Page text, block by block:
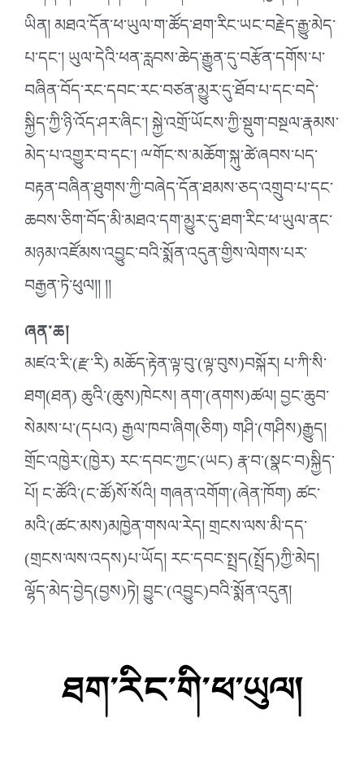
ཡིན། མཐའ་དོན་ཕ་ཡུལ་ག་ཚོད་ཐག་རིང་ཡང་བརྗེད་རྒྱུ་མེད་
པ་དང༌། ཡུལ་དེའི་ཕན་རླབས་ཆེད་རྒྱུན་དུ་བརྩོན་དགོས་པ་
བཞིན་བོད་རང་དབང་རང་བཙན་མྱུར་དུ་ཐོབ་པ་དང་བདེ་
སྐྱིད་ཀྱི་ཉི་འོད་ཤར་ཞིང༌། སྐྱེ་འགྲོ་ཡོངས་ཀྱི་སྡུག་བསྔལ་རྣམས་
མེད་པ་འགྱུར་བ་དང༌། ྋགོང་ས་མཆོག་སྐུ་ཚེ་ཞབས་པད་
བརྟན་བཞིན་ཐུགས་ཀྱི་བཞེད་དོན་ཐམས་ཅད་འགྲུབ་པ་དང་
ཆབས་ཅིག་བོད་མི་མཐའ་དག་མྱུར་དུ་ཐག་རིང་ཕ་ཡུལ་ནང་
མཉམ་འཛོམས་འབྱུང་བའི་སྨོན་འདུན་གྱིས་ལེགས་པར་
བརྒྱན་ཏེ་ཕུལ།། །།
ཞན་ཆ།
མཛའ་རི་(རྫ་རི) མཆོད་རྟེན་ལྟ་བུ་(ལྟ་བུས)བསྐོར། པ་ཀི་སི་
ཐག(ཐན) ཆུའི་(ཆུས)ཁེངས། ནག་(ནགས)ཚལ། བྱང་ཆུབ་
སེམས་པ་(དཔའ) རྒྱལ་ཁབ་ཞིག(ཅིག) གཤི་(གཤིས)རྒྱུད།
གྲོང་འཁྱེར་(ཁྱེར) རང་དབང་ཀྱང་(ཡང) རྣ་བ་(སྣང་བ)སྐྱིད་
པོ། ང་ཚོའི་(ང་ཚོ)སོ་སོའི། གཞན་འགོག་(ཞེན་ཁོག) ཚང་
མའི་(ཚང་མས)མཁྱེན་གསལ་རེད། གྲངས་ལས་མི་དད་
(གྲངས་ལས་འདས)པ་ཡོད། རང་དབང་སྤྲད(སྤྲོད)ཀྱི་མེད།
ལྷོད་མེད་བྱེད(བྱས)ཏེ། བྱུང་(འབྱུང)བའི་སྨོན་འདུན།
ཐག་རིང་གི་ཕ་ཡུལ།